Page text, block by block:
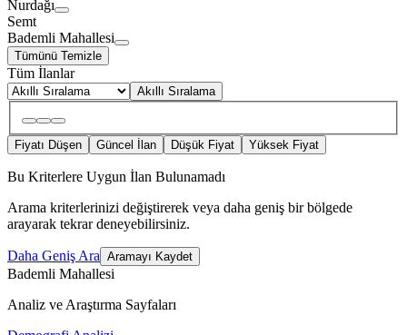
Nurdağı
Semt
Bademli Mahallesi
Tümünü Temizle
Tüm İlanlar
Akıllı Sıralama
Fiyatı Düşen Güncel İlan Düşük Fiyat Yüksek Fiyat
Bu Kriterlere Uygun İlan Bulunamadı
Arama kriterlerinizi değiştirerek veya daha geniş bir bölgede
arayarak tekrar deneyebilirsiniz.
Daha Geniş Ara Aramayı Kaydet
Bademli Mahallesi
Analiz ve Araştırma Sayfaları